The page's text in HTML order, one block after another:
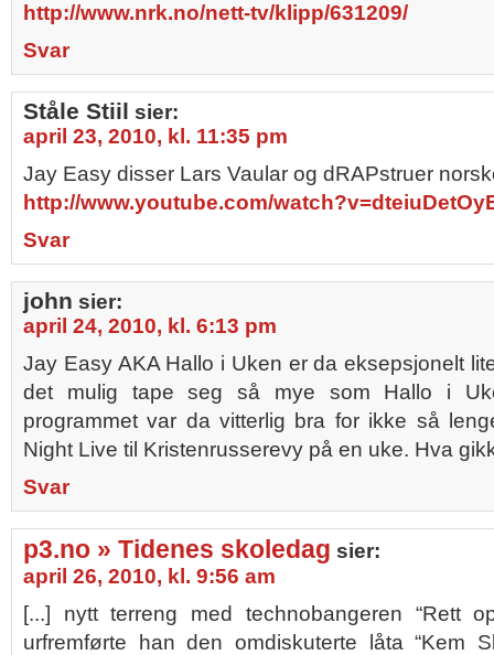
http://www.nrk.no/nett-tv/klipp/631209/
Svar
Ståle Stiil sier:
april 23, 2010, kl. 11:35 pm
Jay Easy disser Lars Vaular og dRAPstruer
http://www.youtube.com/
Svar
john sier:
april 24, 2010, kl. 6:13 pm
Jay Easy AKA Hallo i Uken er da eksepsjonelt
det mulig tape seg så mye som Hallo i
programmet var da vitterlig bra for ikke så
Night Live til Kristenrusserevy på en uke. Hva
Svar
p3.no » Tidenes skoledag sier:
april 26, 2010, kl. 9:56 am
[...] nytt terreng med technobangeren “Rett
urfremførte han den omdiskuterte låta “Kem